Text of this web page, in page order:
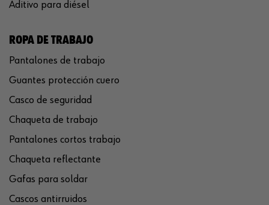
Aditivo para diésel
ROPA DE TRABAJO
Pantalones de trabajo
Guantes protección cuero
Casco de seguridad
Chaqueta de trabajo
Pantalones cortos trabajo
Chaqueta reflectante
Gafas para soldar
Cascos antirruidos